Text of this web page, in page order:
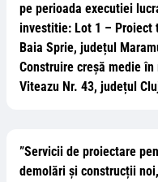
pe perioada executiei
investitie: Lot 1 – Proiect
Baia Sprie, județul
Construire creșă medie
Viteazu Nr. 43, județul
”Servicii de proiectare
demolări și construcții